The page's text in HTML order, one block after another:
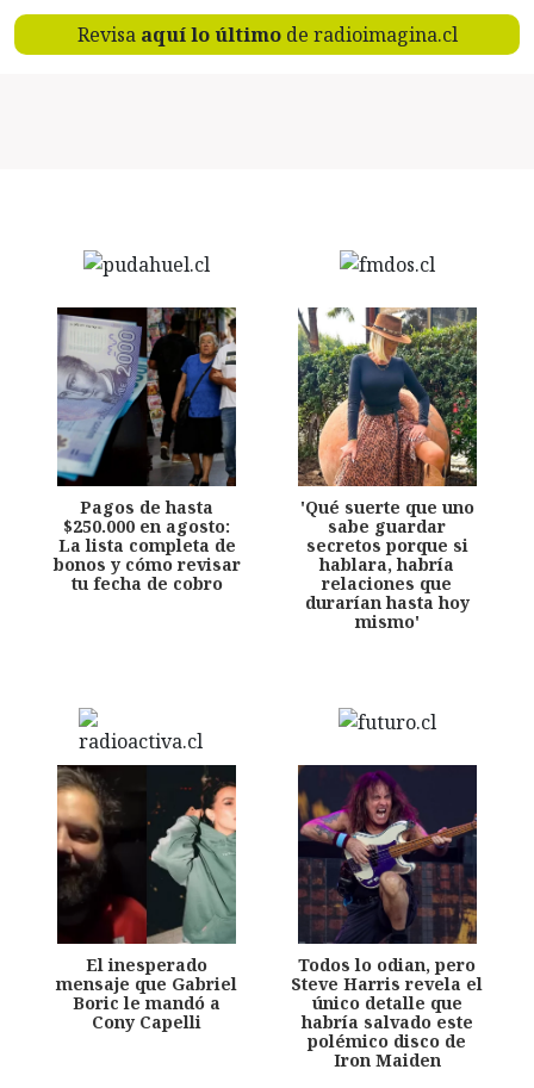
Revisa aquí lo últimode radioimagina.cl
Pagos de hasta
$250.000 en agosto:
La lista completa de
bonos y cómo revisar
tu fecha de cobro
'Qué suerte que uno
sabe guardar
secretos porque si
hablara, habría
relaciones que
durarían hasta hoy
mismo'
El inesperado
mensaje que Gabriel
Boric le mandó a
Cony Capelli
Todos lo odian, pero
Steve Harris revela el
único detalle que
habría salvado este
polémico disco de
Iron Maiden